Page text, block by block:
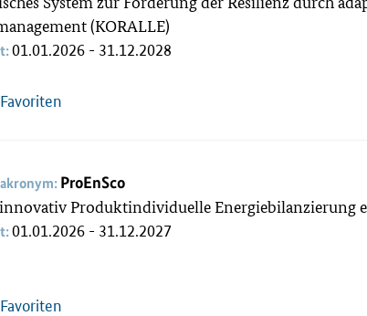
(KORALLE)
01.01.2026 - 31.12.2028
ProEnSco
Produktindividuelle Energiebilanzierung
01.01.2026 - 31.12.2027